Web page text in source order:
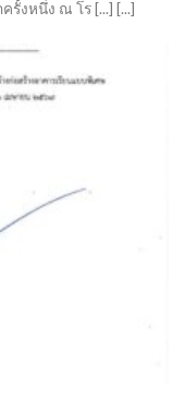
รั้งหนึ่ง ณ โร [...] [...]